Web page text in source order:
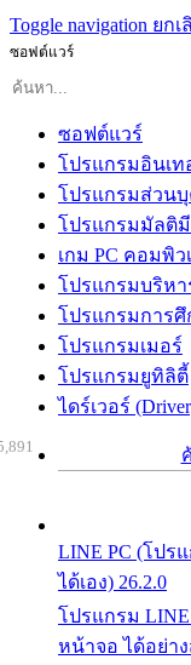
Toggle navigation ยกเ
ซอฟต์แวร์
ซอฟต์แวร์
โปรแกรมอินเท
โปรแกรมส่วน
โปรแกรมมัลติมี
เกม PC คอมพิว
โปรแกรมบริหา
โปรแกรมการศึ
โปรแกรมเมอร์
โปรแกรมยูทิลิตี้
ไดร์เวอร์
LINE PC (โปร
ได้เอง) 26.2.0
โปรแกรม
หน้าจอ ได้อย่า